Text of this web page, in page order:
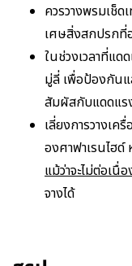
ควรวางพรมเช็
เศษสิ่งสกปรกที่
ในช่วงเวลาที่แด
มู่ลี่ เพื่อป้องกันแ
สัมผัสกับแดดแร
เลี่ยงการวางเ
องศาฟาเรนไฮด์
แม้ว่าจะไม่ต่อเนื่
จางได้